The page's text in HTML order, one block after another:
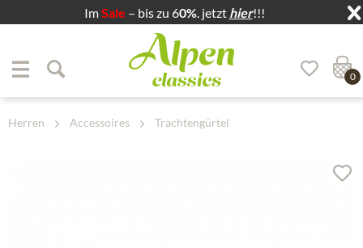
ImSale – bis zu 60%. jetzt hier!!!
Zum Hauptbereich springen
0
Herren Accessoires Trachtengürtel